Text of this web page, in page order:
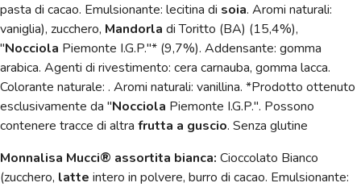
pasta di cacao. Emulsionante: lecitina di soia. Aromi naturali:
vaniglia), zucchero, Mandorla di Toritto (BA) (15,4%),
"Nocciola Piemonte I.G.P."* (9,7%). Addensante: gomma
arabica. Agenti di rivestimento: cera carnauba, gomma lacca.
Colorante naturale: . Aromi naturali: vanillina. *Prodotto ottenuto
esclusivamente da "Nocciola Piemonte I.G.P.". Possono
contenere tracce di altra frutta a guscio. Senza glutine
Monnalisa Mucci® assortita bianca: Cioccolato Bianco
(zucchero, latte intero in polvere, burro di cacao. Emulsionante: